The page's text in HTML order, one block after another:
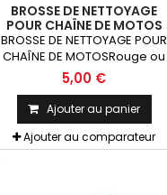
BROSSE DE NETTOYAGE
POUR CHAÎNE DE MOTOS
BROSSE DE NETTOYAGE POUR
CHAÎNE DE MOTOSRouge ou
Bleu
5,00 €
Ajouter au panier
Ajouter au comparateur